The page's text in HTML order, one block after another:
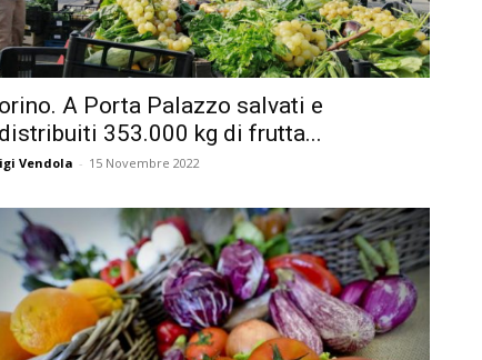
A Porta Palazzo salvati e
353.000 kg di frutta...
Vendola - 15 Novembre 2022